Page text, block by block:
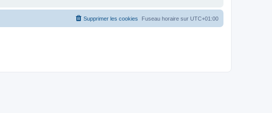
Fuseau horaire sur UTC+01:00
Supprimer les cookies